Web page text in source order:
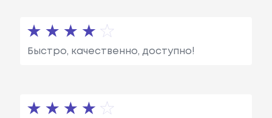
Быстро, качественно, доступно!